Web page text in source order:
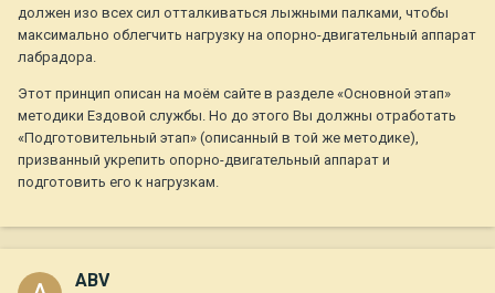
должен изо всех сил отталкиваться лыжными палками, чтобы
максимально облегчить нагрузку на опорно-двигательный аппарат
лабрадора.
Этот принцип описан на моём сайте в разделе «Основной этап»
методики Ездовой службы. Но до этого Вы должны отработать
«Подготовительный этап» (описанный в той же методике),
призванный укрепить опорно-двигательный аппарат и
подготовить его к нагрузкам.
ABV